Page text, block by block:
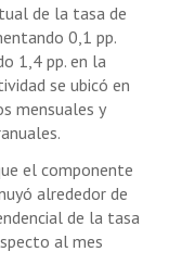
de la tasa de
0,1 pp.
1,4 pp. en la
se ubicó en
mensuales y
el componente
alrededor de
de la tasa
al mes